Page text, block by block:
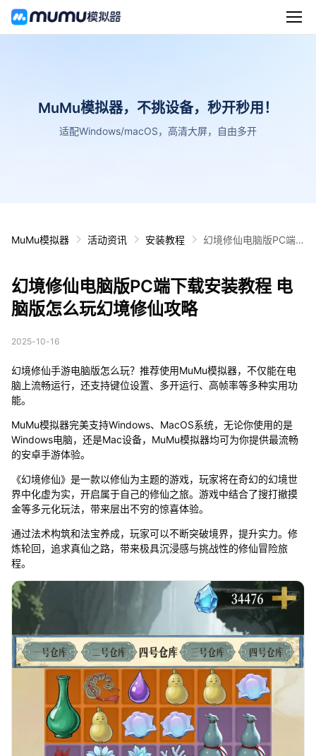
MuMu模拟器，不挑设备，秒开秒用！
适配Windows/macOS，高清大屏，自由多开
MuMu模拟器 活动资讯 安装教程
幻境修仙电脑版PC端
幻境修仙电脑版PC端下载安装教程 电
脑版怎么玩幻境修仙攻略
2025-10-16
幻境修仙手游电脑版怎么玩？推荐使用MuMu模拟器，不仅能在电
脑上流畅运行，还支持键位设置、多开运行、高帧率等多种实用功
能。
MuMu模拟器完美支持Windows、MacOS系统，无论你使用的是
Windows电脑，还是Mac设备，MuMu模拟器均可为你提供最流畅
的安卓手游体验。
《幻境修仙》是一款以修仙为主题的游戏，玩家将在奇幻的幻境世
界中化虚为实，开启属于自己的修仙之旅。游戏中结合了搜打撤摸
金等多元化玩法，带来层出不穷的惊喜体验。
通过法术构筑和法宝养成，玩家可以不断突破境界，提升实力。修
炼轮回，追求真仙之路，带来极具沉浸感与挑战性的修仙冒险旅
程。